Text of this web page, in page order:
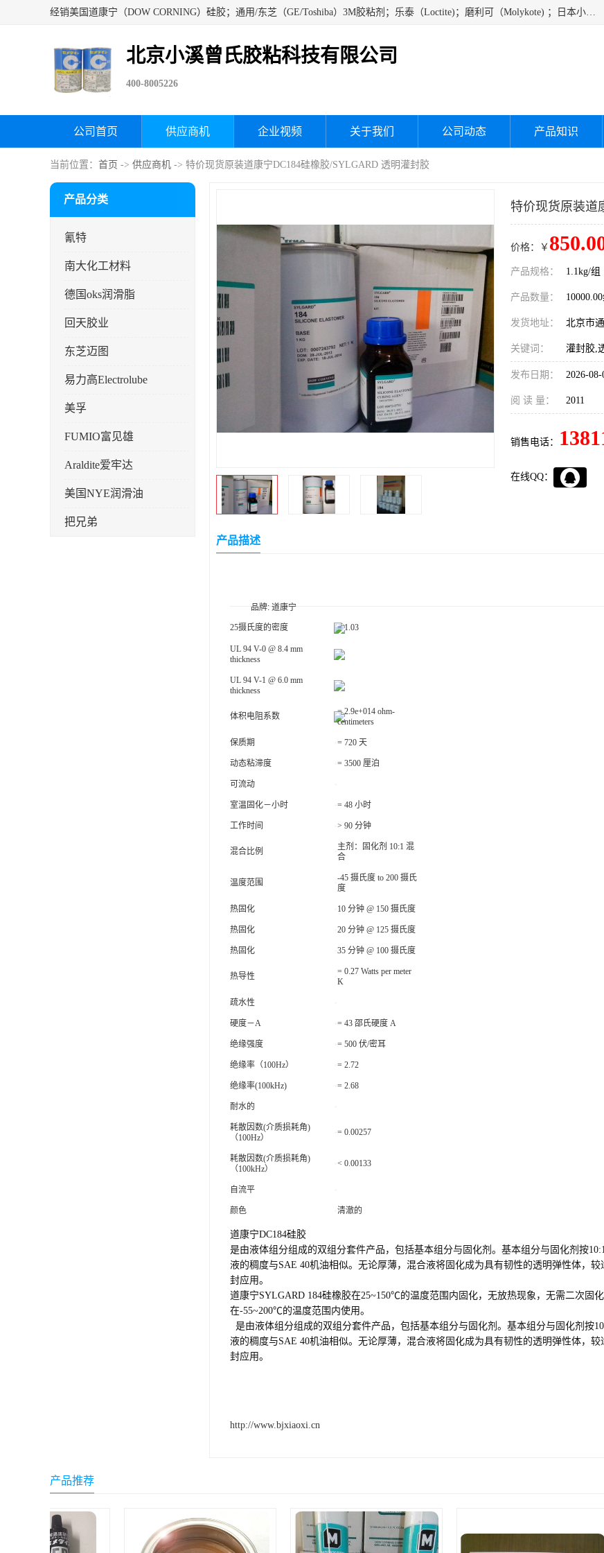
经销美国道康宁（DOW CORNING）硅胶；通用/东芝（GE/Toshiba）3M胶粘剂；乐泰（Loctite)；磨利可（Molykote) ；日本小西（KONISHI）硅胶；施敏打硬,硅胶；信越 产品；关东化成防潮披腹胶 ；三键；索尼；韩国Diabond，等各种电子电机电器进口硅胶产品、硅脂、硅油，经销美国道康宁（DOW CORNING）硅胶等
北京小溪曾氏胶粘科技有限公司
400-8005226
公司首页 供应商机 企业视频 关于我们 公司动态 产品知识
当前位置： 首页 -> 供应商机 -> 特价现货原装道康宁DC184硅橡胶/SYLGARD 透明灌封胶
产品分类
氰特
南大化工材料
德国oks润滑脂
回天胶业
东芝迈图
易力高Electrolube
美孚
FUMIO富见雄
Araldite爱牢达
美国NYE润滑油
把兄弟
特价现货原装道
价格：￥
产品规格： 1.1kg/组
产品数量： 10000.00
发货地址： 北京市
关键词： 灌封胶,
发布日期： 2026-08-
阅 读 量： 2011
销售电话：
在线QQ：
产品描述
品牌: 道康宁
25摄氏度的密度 = 1.03
UL 94 V-0 @ 8.4 mm
thickness
UL 94 V-1 @ 6.0 mm
thickness
体积电阻系数
= 2.9e+014 ohm-
centimeters
保质期 = 720 天
动态粘滞度 = 3500 厘泊
可流动
室温固化－小时 = 48 小时
工作时间 > 90 分钟
混合比例
主剂：固化剂 10:1 混
合
温度范围
-45 摄氏度 to 200 摄氏
度
热固化 10 分钟 @ 150 摄氏度
热固化 20 分钟 @ 125 摄氏度
热固化 35 分钟 @ 100 摄氏度
热导性
= 0.27 Watts per meter
K
疏水性
硬度－A = 43 邵氏硬度 A
绝缘强度 = 500 伏/密耳
绝缘率（100Hz） = 2.72
绝缘率(100kHz) = 2.68
耐水的
耗散因数(介质损耗角)
（100Hz）
= 0.00257
耗散因数(介质损耗角)
（100kHz）
< 0.00133
自流平
颜色 清澈的
道康宁DC184硅胶
是由液体组分组成的双组分套件产品，包括基本组分与固化剂。基本组分与固化剂按
液的稠度与SAE 40机油相似。无论厚薄，混合液将固化成为具有韧性的透明弹性体，较
封应用。
道康宁SYLGARD 184硅橡胶在25~150℃的温度范围内固化，无放热现象，无需二次固
在-55~200℃的温度范围内使用。
是由液体组分组成的双组分套件产品，包括基本组分与固化剂。基本组分与固化剂按
液的稠度与SAE 40机油相似。无论厚薄，混合液将固化成为具有韧性的透明弹性体，
封应用。
http://www.bjxiaoxi.cn
产品推荐